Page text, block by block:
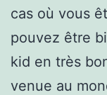
cas où vous
pouvez être
kid en très
venue au